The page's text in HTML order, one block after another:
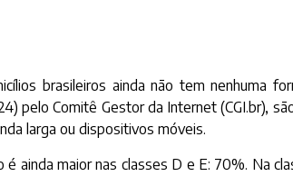
brasileiros ainda não tem nenhuma
pelo Comitê Gestor da Internet (CGI.br),
larga ou dispositivos móveis.
é ainda maior nas classes D e E: 70%. Na